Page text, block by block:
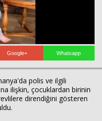
Google+ Whatsapp
polis ve ilgili
ilişkin, çocuklardan birinin
direndiğini gösteren
İLETİŞİM